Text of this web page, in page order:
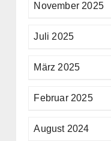
November 2025
Juli 2025
März 2025
Februar 2025
August 2024